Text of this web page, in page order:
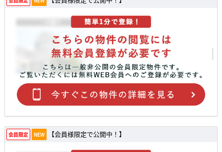
会員限定 NEW 【会員様限定で公開中！】